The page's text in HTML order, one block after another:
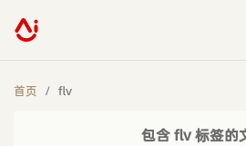
首页 flv
包含 flv 标签的